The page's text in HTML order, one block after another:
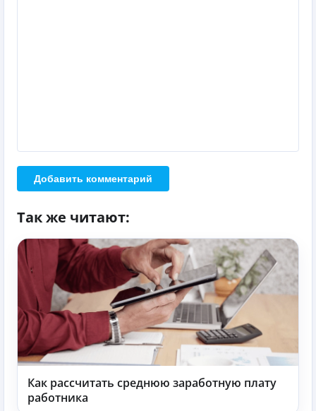
Добавить комментарий
Так же читают:
Как рассчитать среднюю заработную плату
работника